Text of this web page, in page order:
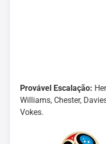
Provável Escalação:
Williams, Chester,
Vokes.